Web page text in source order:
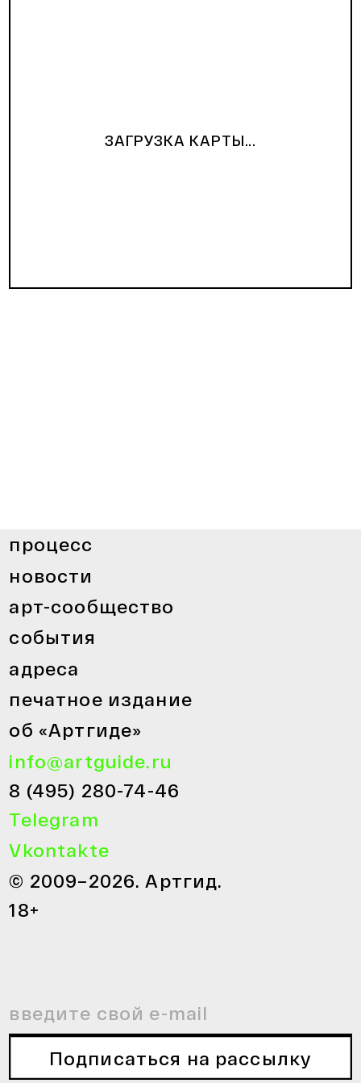
ЗАГРУЗКА КАРТЫ...
процесс
новости
арт-сообщество
события
адреса
печатное издание
об «Артгиде»
info@artguide.ru
8 (495) 280-74-46
© 2009–2026. Артгид.
18+
Telegram
Vkontakte
Подписаться на рассылку